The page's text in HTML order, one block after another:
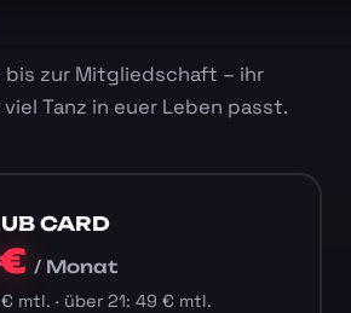
bis zur Mitgliedschaft – ihr
Tanz in euer Leben passt.
CARD
/ Monat
mtl. · über 21: 49 € mtl.